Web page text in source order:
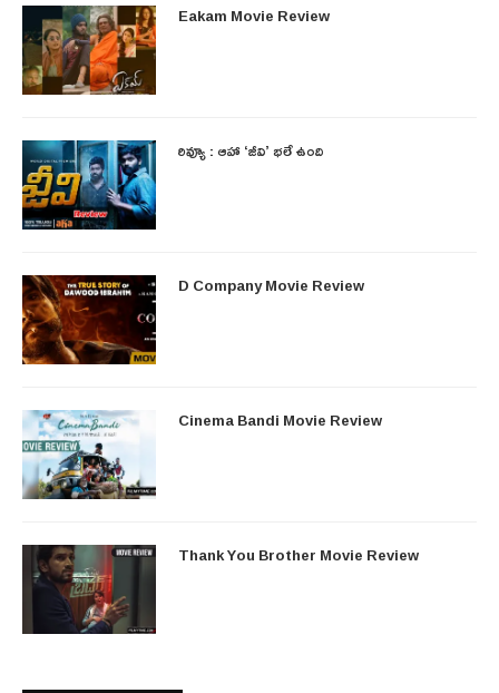
Eakam Movie Review
రివ్యూ : ఆహా ‘జీవి’ భలే ఉంది
D Company Movie Review
Cinema Bandi Movie Review
Thank You Brother Movie Review